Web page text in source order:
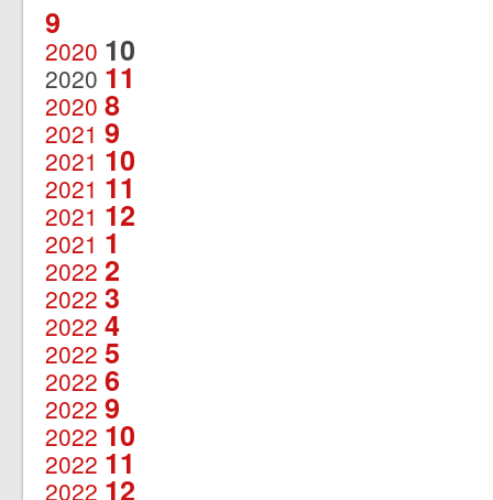
9
2020 10
2020 11
2020 8
2021 9
2021 10
2021 11
2021 12
2021 1
2022 2
2022 3
2022 4
2022 5
2022 6
2022 9
2022 10
2022 11
2022 12